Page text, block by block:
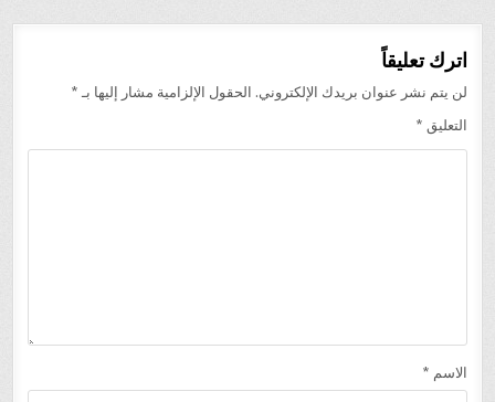
اترك تعليقاً
لن يتم نشر عنوان بريدك الإلكتروني. الحقول الإلزامية مشار إليها بـ *
التعليق *
الاسم *